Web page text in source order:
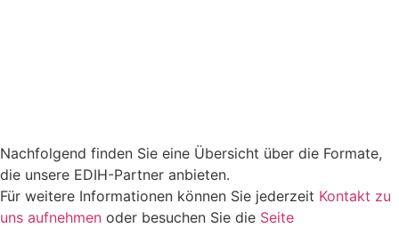
Nachfolgend finden Sie eine Übersicht über die Formate,
die unsere EDIH-Partner anbieten.
Für weitere Informationen können Sie jederzeit Kontakt zu
uns aufnehmen oder besuchen Sie die Seite